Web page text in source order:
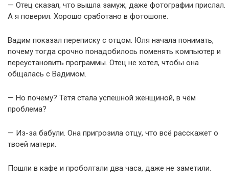
— Отец сказал, что вышла замуж, даже фотографии прислал.
А я поверил. Хорошо сработано в фотошопе.
Вадим показал переписку с отцом. Юля начала понимать,
почему тогда срочно понадобилось поменять компьютер и
переустановить программы. Отец не хотел, чтобы она
общалась с Вадимом.
— Но почему? Тётя стала успешной женщиной, в чём
проблема?
— Из-за бабули. Она пригрозила отцу, что всё расскажет о
твоей матери.
Пошли в кафе и проболтали два часа, даже не заметили.